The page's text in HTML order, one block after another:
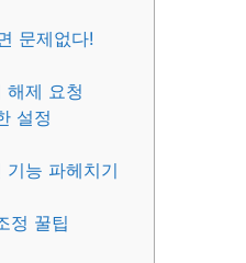
문제없다!
해제 요청
설정
능 파헤치기
정 꿀팁